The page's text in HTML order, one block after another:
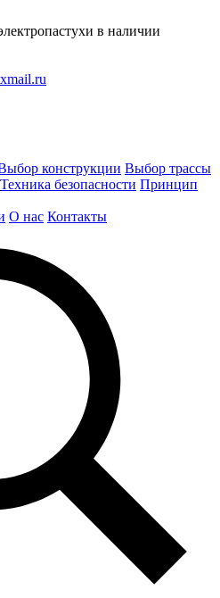
в наличии
конструкции Выбор трассы
Техника безопасности Принцип
О нас Контакты